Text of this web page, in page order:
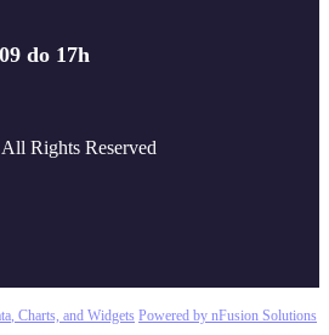
do 17h
Rights Reserved
, Charts, and Widgets Powered by nFusion Solutions